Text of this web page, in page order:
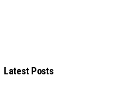
Latest Posts